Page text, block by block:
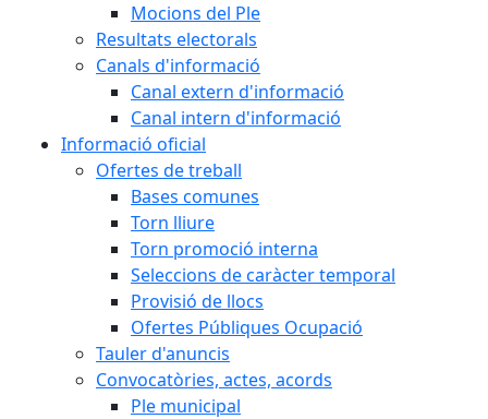
Mocions del Ple
Resultats electorals
Canals d'informació
Canal extern d'informació
Canal intern d'informació
Informació oficial
Ofertes de treball
Bases comunes
Torn lliure
Torn promoció interna
Seleccions de caràcter temporal
Provisió de llocs
Ofertes Públiques Ocupació
Tauler d'anuncis
Convocatòries, actes, acords
Ple municipal